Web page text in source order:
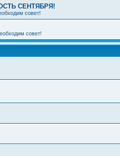
СЕНТЯБРЯ!
совет!
совет!